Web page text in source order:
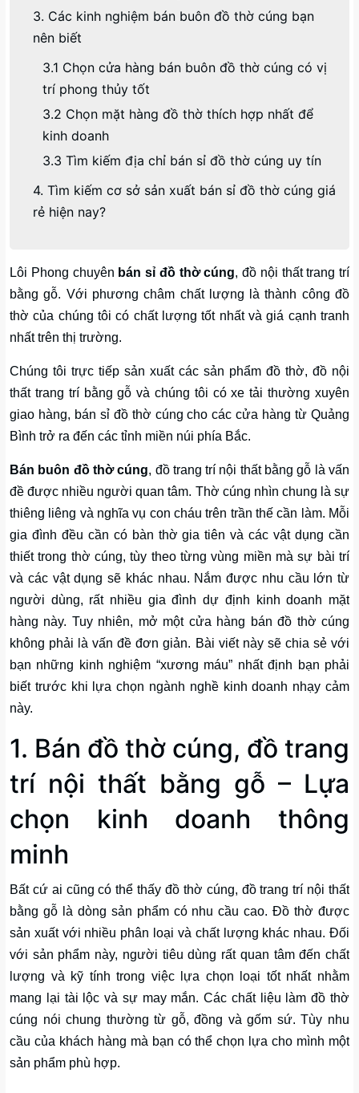
3. Các kinh nghiệm bán buôn đồ thờ cúng bạn
nên biết
3.1 Chọn cửa hàng bán buôn đồ thờ cúng có vị
trí phong thủy tốt
3.2 Chọn mặt hàng đồ thờ thích hợp nhất để
kinh doanh
3.3 Tìm kiếm địa chỉ bán sỉ đồ thờ cúng uy tín
4. Tìm kiếm cơ sở sản xuất bán sỉ đồ thờ cúng giá
rẻ hiện nay?
Lôi Phong chuyên bán sỉ đồ thờ cúng, đồ nội thất trang trí
bằng gỗ. Với phương châm chất lượng là thành công đồ
thờ của chúng tôi có chất lượng tốt nhất và giá cạnh tranh
nhất trên thị trường.
Chúng tôi trực tiếp sản xuất các sản phẩm đồ thờ, đồ nội
thất trang trí bằng gỗ và chúng tôi có xe tải thường xuyên
giao hàng, bán sỉ đồ thờ cúng cho các cửa hàng từ Quảng
Bình trở ra đến các tỉnh miền núi phía Bắc.
Bán buôn đồ thờ cúng, đồ trang trí nội thất bằng gỗ là vấn
đề được nhiều người quan tâm. Thờ cúng nhìn chung là sự
thiêng liêng và nghĩa vụ con cháu trên trần thế cần làm. Mỗi
gia đình đều cần có bàn thờ gia tiên và các vật dụng cần
thiết trong thờ cúng, tùy theo từng vùng miền mà sự bài trí
và các vật dụng sẽ khác nhau. Nắm được nhu cầu lớn từ
người dùng, rất nhiều gia đình dự định kinh doanh mặt
hàng này. Tuy nhiên, mở một cửa hàng bán đồ thờ cúng
không phải là vấn đề đơn giản. Bài viết này sẽ chia sẻ với
bạn những kinh nghiệm “xương máu” nhất định bạn phải
biết trước khi lựa chọn ngành nghề kinh doanh nhạy cảm
này.
1. Bán đồ thờ cúng, đồ trang
trí nội thất bằng gỗ – Lựa
chọn kinh doanh thông
minh
Bất cứ ai cũng có thể thấy đồ thờ cúng, đồ trang trí nội thất
bằng gỗ là dòng sản phẩm có nhu cầu cao. Đồ thờ được
sản xuất với nhiều phân loại và chất lượng khác nhau. Đối
với sản phẩm này, người tiêu dùng rất quan tâm đến chất
lượng và kỹ tính trong việc lựa chọn loại tốt nhất nhằm
mang lại tài lộc và sự may mắn. Các chất liệu làm đồ thờ
cúng nói chung thường từ gỗ, đồng và gốm sứ. Tùy nhu
cầu của khách hàng mà bạn có thể chọn lựa cho mình một
sản phẩm phù hợp.